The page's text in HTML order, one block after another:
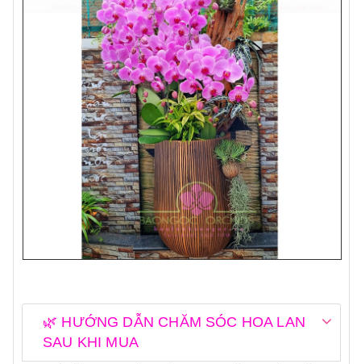
🌿 HƯỚNG DẪN CHĂM SÓC HOA LAN
SAU KHI MUA